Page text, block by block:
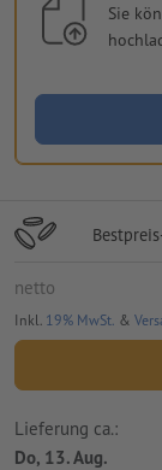
Sie
netto
Inkl. 19% MwSt. &
Lieferung ca.:
Do, 13. Aug.